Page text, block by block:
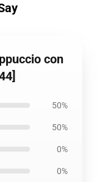
con
50%
50%
0%
0%